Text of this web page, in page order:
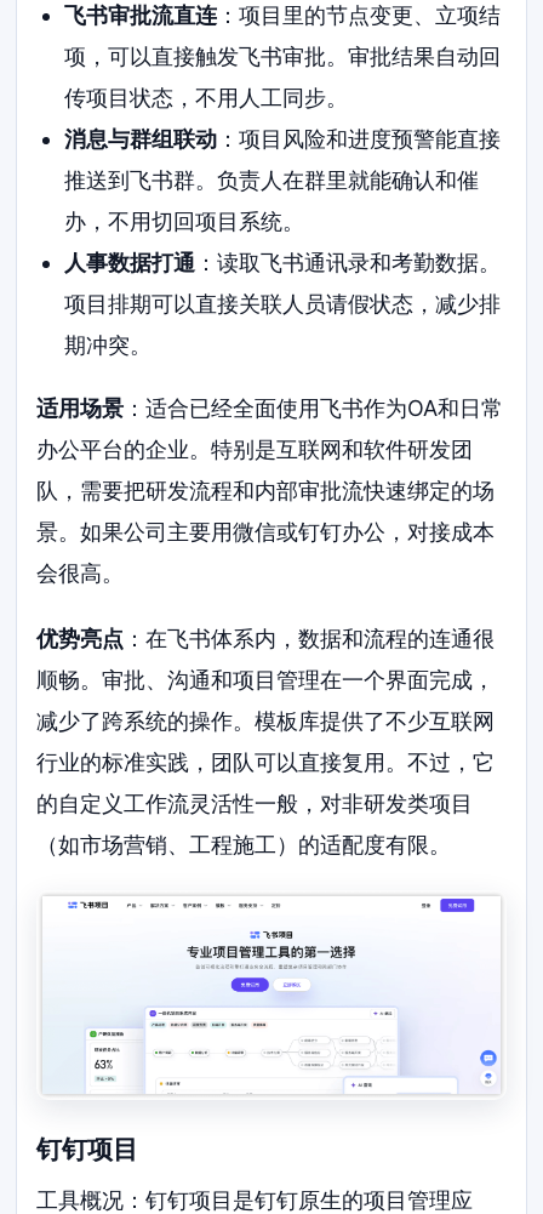
飞书审批流直连：项目里的节点变更、立项结
项，可以直接触发飞书审批。审批结果自动回
传项目状态，不用人工同步。
消息与群组联动：项目风险和进度预警能直接
推送到飞书群。负责人在群里就能确认和催
办，不用切回项目系统。
人事数据打通 ：读取飞书通讯录和考勤数据。
项目排期可以直接关联人员请假状态，减少排
期冲突。
适用场景 ：适合已经全面使用飞书作为OA和日常
办公平台的企业。特别是互联网和软件研发团
队，需要把研发流程和内部审批流快速绑定的场
景。如果公司主要用微信或钉钉办公，对接成本
会很高。
优势亮点 ：在飞书体系内，数据和流程的连通很
顺畅。审批、沟通和项目管理在一个界面完成，
减少了跨系统的操作。模板库提供了不少互联网
行业的标准实践，团队可以直接复用。不过，它
的自定义工作流灵活性一般，对非研发类项目
（如市场营销、工程施工）的适配度有限。
钉钉项目
工具概况：钉钉项目是钉钉原生的项目管理应